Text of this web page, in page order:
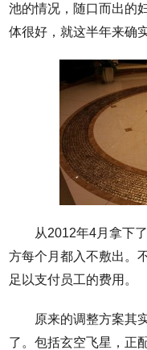
池的情况，随口而出的
体很好，就这半年来确
从2012年4月拿下
方每个月都入不敷出。
足以支付员工的费用。
原来的调整方案其
了。包括玄空飞星，正